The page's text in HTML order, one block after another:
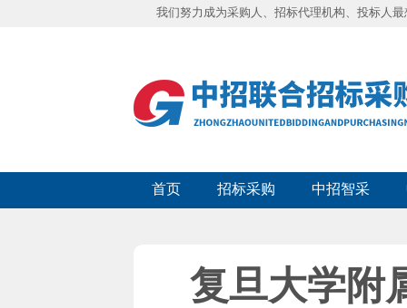
我们努力成为采购人、招标代理机构、投标人
首页 招标采购 中招智采
复旦大学附